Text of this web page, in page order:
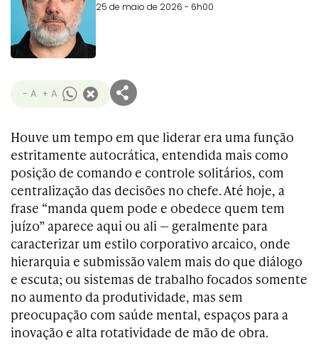
25 de maio de 2026 - 6h00
- A + A
Houve um tempo em que liderar era uma função
estritamente autocrática, entendida mais como
posição de comando e controle solitários, com
centralização das decisões no chefe. Até hoje, a
frase “manda quem pode e obedece quem tem
juízo” aparece aqui ou ali — geralmente para
caracterizar um estilo corporativo arcaico, onde
hierarquia e submissão valem mais do que diálogo
e escuta; ou sistemas de trabalho focados somente
no aumento da produtividade, mas sem
preocupação com saúde mental, espaços para a
inovação e alta rotatividade de mão de obra.